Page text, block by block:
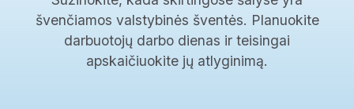
švenčiamos valstybinės šventės. Planuokite
darbuotojų darbo dienas ir teisingai
apskaičiuokite jų atlyginimą.